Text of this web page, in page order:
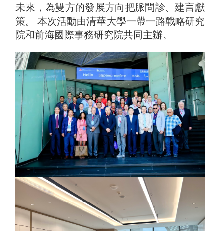
未來，為雙方的發展方向把脈問診、建言獻
策。 本次活動由清華大學一帶一路戰略研究
院和前海國際事務研究院共同主辦。